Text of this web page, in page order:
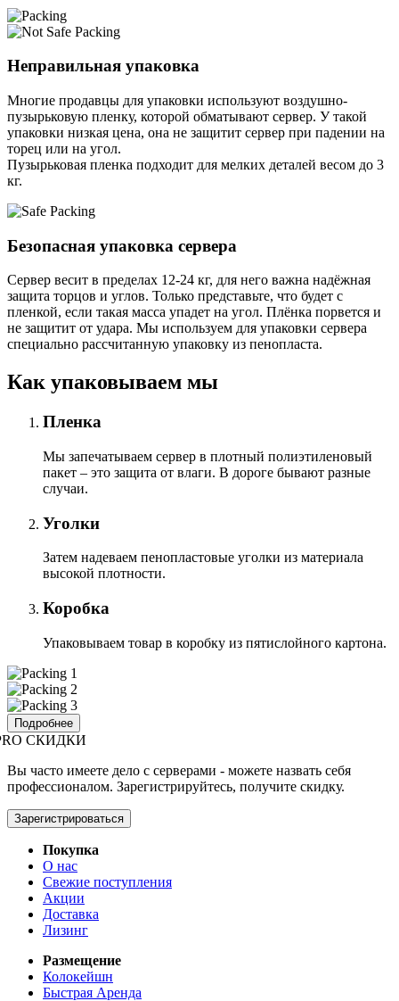
Неправильная упаковка
Многие продавцы для упаковки используют воздушно-
пузырьковую пленку, которой обматывают сервер. У такой
упаковки низкая цена, она не защитит сервер при падении на
торец или на угол.
Пузырьковая пленка подходит для мелких деталей весом до 3
кг.
Безопасная упаковка сервера
Сервер весит в пределах 12-24 кг, для него важна надёжная
защита торцов и углов. Только представьте, что будет с
пленкой, если такая масса упадет на угол. Плёнка порвется и
не защитит от удара. Мы используем для упаковки сервера
специально расcчитанную упаковку из пенопласта.
Как упаковываем мы
Пленка
Мы запечатываем сервер в плотный полиэтиленовый
пакет – это защита от влаги. В дороге бывают разные
случаи.
Уголки
Затем надеваем пенопластовые уголки из материала
высокой плотности.
Коробка
Упаковываем товар в коробку из пятислойного картона.
Подробнее
СКИДКИ
Вы часто имеете дело с серверами - можете назвать себя
профессионалом. Зарегистрируйтесь, получите скидку.
Зарегистрироваться
Покупка
О нас
Свежие поступления
Акции
Доставка
Лизинг
Размещение
Колокейшн
Быстрая Аренда